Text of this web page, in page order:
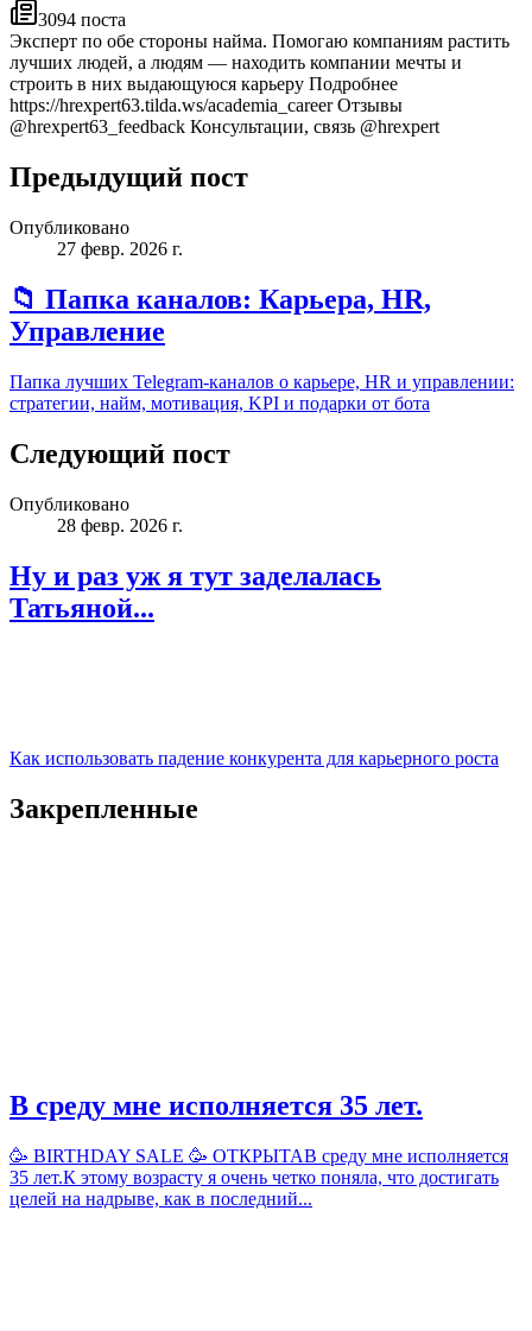
3094 поста
Эксперт по обе стороны найма. Помогаю компаниям растить
лучших людей, а людям — находить компании мечты и
строить в них выдающуюся карьеру Подробнее
https://hrexpert63.tilda.ws/academia_career Отзывы
@hrexpert63_feedback Консультации, связь @hrexpert
Предыдущий пост
Опубликовано
27 февр. 2026 г.
📁 Папка каналов: Карьера, HR,
Управление
Папка лучших Telegram‑каналов о карьере, HR и управлении:
стратегии, найм, мотивация, KPI и подарки от бота
Следующий пост
Опубликовано
28 февр. 2026 г.
Ну и раз уж я тут заделалась
Татьяной...
Как использовать падение конкурента для карьерного роста
Закрепленные
В среду мне исполняется 35 лет.
🥳 BIRTHDAY SALE 🥳 ОТКРЫТАВ среду мне исполняется
35 лет.К этому возрасту я очень четко поняла, что достигать
целей на надрыве, как в последний...